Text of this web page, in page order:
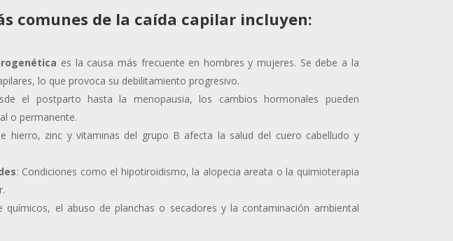
comunes de la caída capilar incluyen:
es la causa más frecuente en hombres y mujeres. Se debe a la
lo que provoca su debilitamiento progresivo.
el postparto hasta la menopausia, los cambios hormonales pueden
o permanente.
hierro, zinc y vitaminas del grupo B afecta la salud del cuero cabelludo y
: Condiciones como el hipotiroidismo, la alopecia areata o la quimioterapia
químicos, el abuso de planchas o secadores y la contaminación ambiental